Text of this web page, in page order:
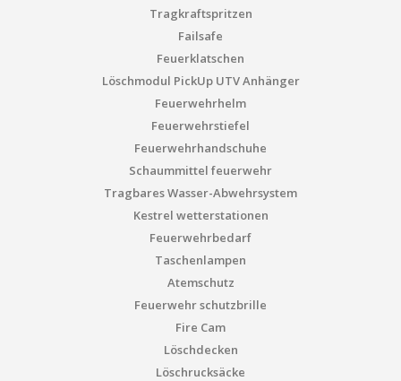
Tragkraftspritzen
Failsafe
Feuerklatschen
Löschmodul PickUp UTV Anhänger
Feuerwehrhelm
Feuerwehrstiefel
Feuerwehrhandschuhe
Schaummittel feuerwehr
Tragbares Wasser-Abwehrsystem
Kestrel wetterstationen
Feuerwehrbedarf
Taschenlampen
Atemschutz
Feuerwehr schutzbrille
Fire Cam
Löschdecken
Löschrucksäcke